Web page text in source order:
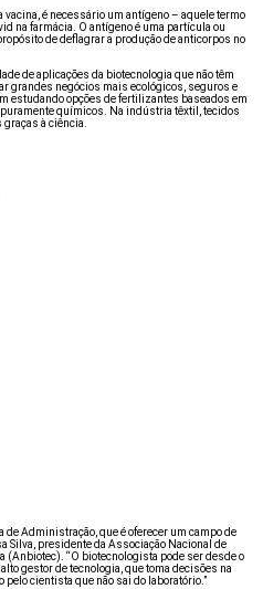
vacina, é necessário um antígeno – aquele termo
na farmácia. O antígeno é uma partícula ou
de deflagrar a produção de anticorpos no
de aplicações da biotecnologia que não têm
grandes negócios mais ecológicos, seguros e
estudando opções de fertilizantes baseados em
químicos. Na indústria têxtil, tecidos
à ciência.
de Administração, que é oferecer um campo de
Silva, presidente da Associação Nacional de
(Anbiotec). “O biotecnologista pode ser desde o
gestor de tecnologia, que toma decisões na
cientista que não sai do laboratório.”